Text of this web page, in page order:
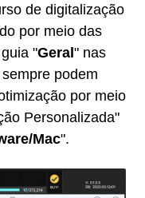
de digitalização
por meio das
"Geral " nas
podem
por meio
Personalizada"
Mac".